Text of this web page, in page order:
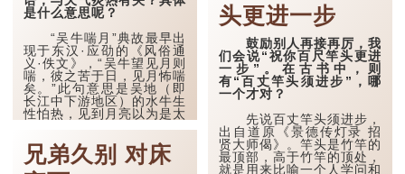
是什么意思呢？
“吴牛喘月”典故最早出
现于东汉·应劭的《风俗通
义·佚文》，“吴牛望见月则
喘，彼之苦于日，见月怖喘
矣。”此句意思是吴地（即
长江中下游地区）的水牛生
性怕热，见到月亮以为是太
此外，南朝《世说新
兄弟久别 对床
头更进一步
鼓励别人再接再厉，我
们会说“祝你百尺竿头更进
一步”。在古书中，则
有“百丈竿头须进步”，哪
一个才对？
先说百丈竿头须进步，
出自道原《景德传灯录 招
贤大师偈》。竿头是竹竿的
最顶部，高于竹竿的顶处，
就是用来比喻一个人学问和